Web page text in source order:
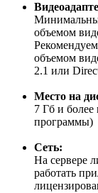
объемом
объемом
2.1 или
Место на
7 Гб и более
программы)
Сеть:
На сервере
работать